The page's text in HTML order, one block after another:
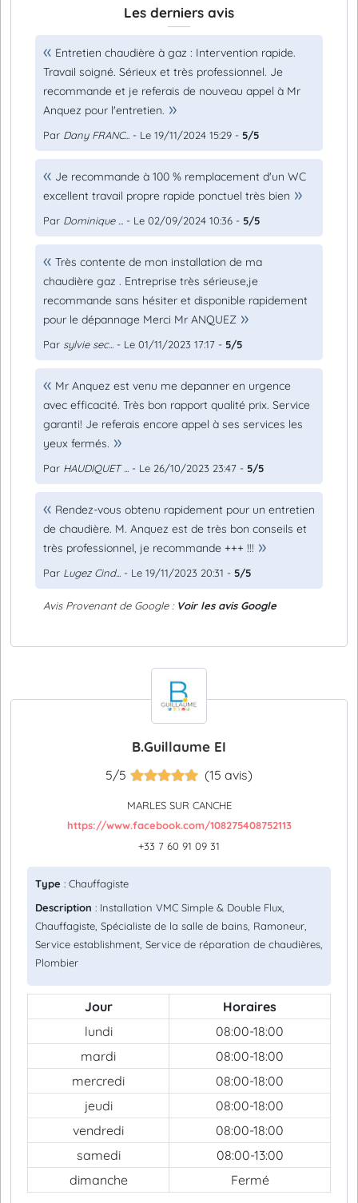
Les derniers avis
Entretien chaudière à gaz : Intervention rapide.
Travail soigné. Sérieux et très professionnel. Je
recommande et je referais de nouveau appel à Mr
Anquez pour l'entretien.
Par Dany FRANC... - Le 19/11/2024 15:29 - 5/5
Je recommande à 100 % remplacement d'un WC
excellent travail propre rapide ponctuel très bien
Par Dominique ... - Le 02/09/2024 10:36 - 5/5
Très contente de mon installation de ma
chaudière gaz . Entreprise très sérieuse,je
recommande sans hésiter et disponible rapidement
pour le dépannage Merci Mr ANQUEZ
Par sylvie sec... - Le 01/11/2023 17:17 - 5/5
Mr Anquez est venu me depanner en urgence
avec efficacité. Très bon rapport qualité prix. Service
garanti! Je referais encore appel à ses services les
yeux fermés.
Par HAUDIQUET ... - Le 26/10/2023 23:47 - 5/5
Rendez-vous obtenu rapidement pour un entretien
de chaudière. M. Anquez est de très bon conseils et
très professionnel, je recommande +++ !!!
Par Lugez Cind... - Le 19/11/2023 20:31 - 5/5
Avis Provenant de Google : Voir les avis Google
B.Guillaume EI
5/5 (15 avis)
MARLES SUR CANCHE
https://www.facebook.com/108275408752113
+33 7 60 91 09 31
Type : Chauffagiste
Description : Installation VMC Simple & Double Flux,
Chauffagiste, Spécialiste de la salle de bains, Ramoneur,
Service establishment, Service de réparation de chaudières,
Plombier
Jour
Horaires
lundi
08:00-18:00
mardi
08:00-18:00
mercredi
08:00-18:00
jeudi
08:00-18:00
vendredi
08:00-18:00
samedi
08:00-13:00
dimanche
Fermé